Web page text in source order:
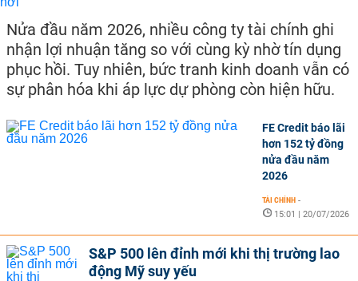
Nửa đầu năm 2026, nhiều công ty tài chính ghi
nhận lợi nhuận tăng so với cùng kỳ nhờ tín dụng
phục hồi. Tuy nhiên, bức tranh kinh doanh vẫn có
sự phân hóa khi áp lực dự phòng còn hiện hữu.
FE Credit báo lãi
hơn 152 tỷ đồng
nửa đầu năm
2026
TÀI CHÍNH -
15:01 | 20/07/2026
S&P 500 lên đỉnh mới khi thị trường lao
động Mỹ suy yếu